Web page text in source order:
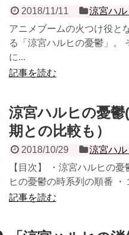
2018/11/11
涼宮ハ
アニメブームの火つけ役と
る「涼宮ハルヒの憂鬱」。
に...
記事を読む
涼宮ハルヒの憂鬱
期との比較も）
2018/10/29
涼宮ハ
【目次】 ・涼宮ハルヒの
ヒの憂鬱の時系列の順番
記事を読む